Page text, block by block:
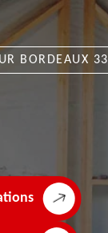
BORDEAUX 33